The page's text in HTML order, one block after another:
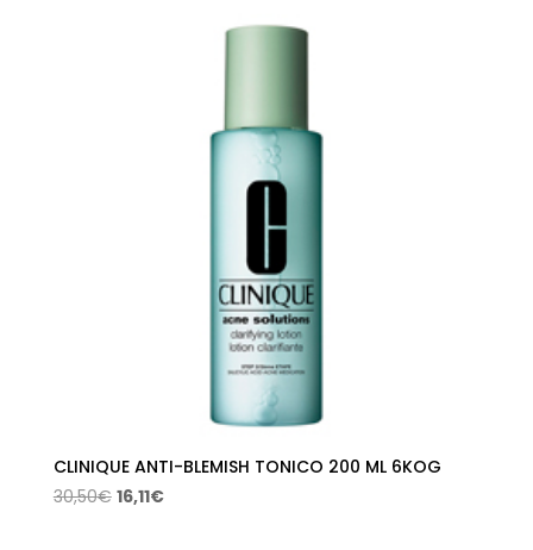
CLINIQUE ANTI-BLEMISH TONICO 200 ML 6KOG
30,50€ El
16,11€El